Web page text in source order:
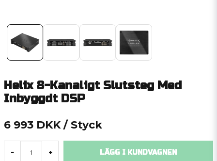
Helix 8-Kanaligt Slutsteg Med
Inbyggdt DSP
6 993 DKK / Styck
- + LÄGG I KUNDVAGNEN